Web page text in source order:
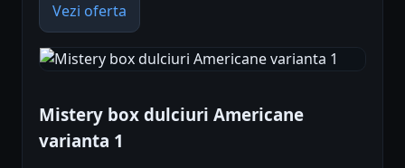
Vezi oferta
Mistery box dulciuri Americane
varianta 1